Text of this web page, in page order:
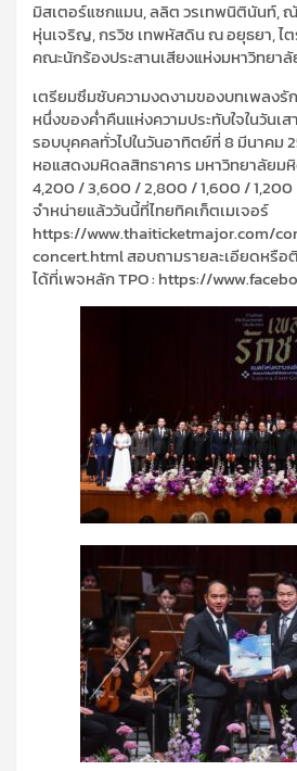
มิสเตอร์แซกแมน, ลลิต วรเทพนิตินันท์,
หุ่นเจริญ, กรวิช เทพหัสดิน ณ อยุธยา, ไ
คณะนักร้องประสานเสียงแห่งมหาวิทยา
เตรียมซึมซับความงดงามของบทเพลงรั
หนึ่งของค่ำคืนแห่งความประทับใจในวันเ
รอบบุคคลทั่วไปในวันอาทิตย์ที่ 8 มีนาคม
หอแสดงมหิดลสิทธาคาร มหาวิทยาลัยม
4,200 / 3,600 / 2,800 / 1,600 /
จำหน่ายแล้ววันนี้ที่ไทยทิคเก็ตเมเจอร์
https://www.thaiticketmajor.com/
concert.html สอบถามรายละเอียดหรือ
ได้ที่เพจหลัก TPO : https://